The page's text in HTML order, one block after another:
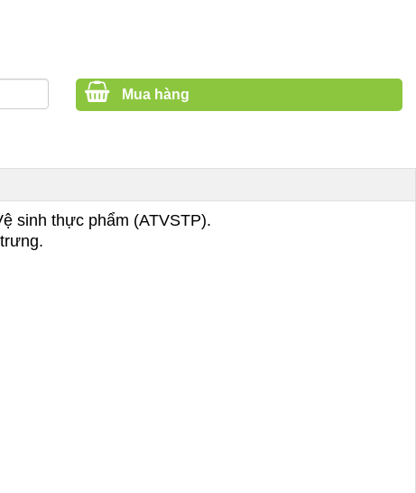
Mua hàng
sinh thực phẩm (ATVSTP).